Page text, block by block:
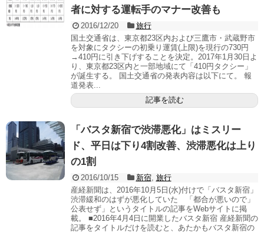
者に対する運転手のマナー改善も
2016/12/20
旅行
国土交通省は、東京都23区内および三鷹市・武蔵野市
を対象にタクシーの初乗り運賃(上限)を現行の730円
→410円に引き下げすることを決定。2017年1月30日よ
り、東京都23区内と一部地域にて「410円タクシー」
が誕生する。 国土交通省の発表内容は以下にて。 報
道発表...
記事を読む
「バスタ新宿で渋滞悪化」はミスリー
ド、平日は下り4割改善、渋滞悪化は上り
の1割
2016/10/15 新宿, 旅行
産経新聞は、2016年10月5日(水)付けで「バスタ新宿」
渋滞緩和のはずが悪化していた 「都合が悪いので」
公表せず」というタイトルの記事をWebサイトに掲
載。 ■2016年4月4日に開業したバスタ新宿 産経新聞の
記事をタイトルだけを読むと、あたかもバスタ新宿の